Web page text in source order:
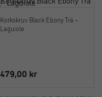
Korkskruv Black Ebony Trä –
Laguiole
479,00 kr